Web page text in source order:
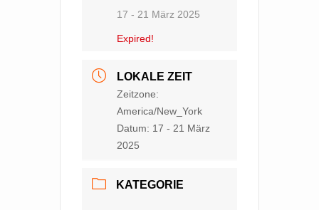
17 - 21 März 2025
Expired!
LOKALE ZEIT
Zeitzone:
America/New_York
Datum: 17 - 21 März
2025
KATEGORIE